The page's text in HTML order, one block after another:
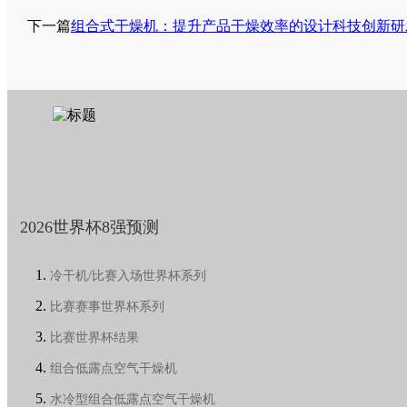
下一篇组合式干燥机：提升产品干燥效率的设计科技创新
2026世界杯8强预测
冷干机/比赛入场世界杯系列
比赛赛事世界杯系列
比赛世界杯结果
组合低露点空气干燥机
水冷型组合低露点空气干燥机